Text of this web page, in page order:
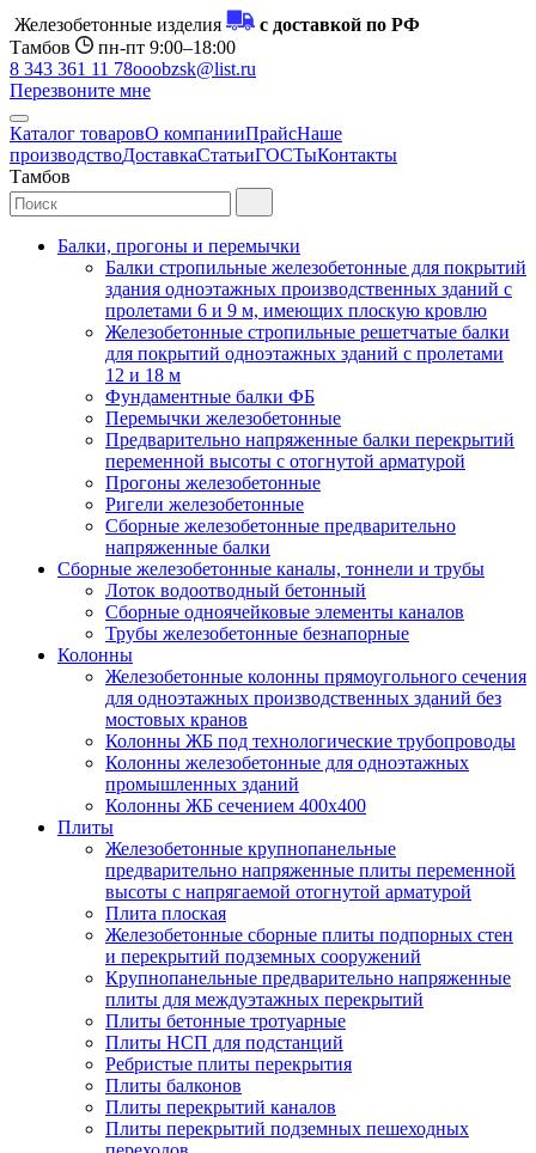
Железобетонные изделия
с доставкой по РФ
Тамбов
пн-пт 9:00–18:00
8 343 361 11 78ooobzsk@list.ru
Перезвоните мне
Каталог товаровО компанииПрайсНаше
производствоДоставкаСтатьиГОСТыКонтакты
Тамбов
Балки, прогоны и перемычки
Балки стропильные железобетонные для покрытий
здания одноэтажных производственных зданий с
пролетами 6 и 9 м, имеющих плоскую кровлю
Железобетонные стропильные решетчатые балки
для покрытий одноэтажных зданий с пролетами
12 и 18 м
Фундаментные балки ФБ
Перемычки железобетонные
Предварительно напряженные балки перекрытий
переменной высоты с отогнутой арматурой
Прогоны железобетонные
Ригели железобетонные
Сборные железобетонные предварительно
напряженные балки
Сборные железобетонные каналы, тоннели и трубы
Лоток водоотводный бетонный
Сборные одноячейковые элементы каналов
Трубы железобетонные безнапорные
Колонны
Железобетонные колонны прямоугольного сечения
для одноэтажных производственных зданий без
мостовых кранов
Колонны ЖБ под технологические трубопроводы
Колонны железобетонные для одноэтажных
промышленных зданий
Колонны ЖБ сечением 400х400
Плиты
Железобетонные крупнопанельные
предварительно напряженные плиты переменной
высоты с напрягаемой отогнутой арматурой
Плита плоская
Железобетонные сборные плиты подпорных стен
и перекрытий подземных сооружений
Крупнопанельные предварительно напряженные
плиты для междуэтажных перекрытий
Плиты бетонные тротуарные
Плиты НСП для подстанций
Ребристые плиты перекрытия
Плиты балконов
Плиты перекрытий каналов
Плиты перекрытий подземных пешеходных